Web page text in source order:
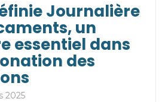
Journalière
un
essentiel dans
des
2025